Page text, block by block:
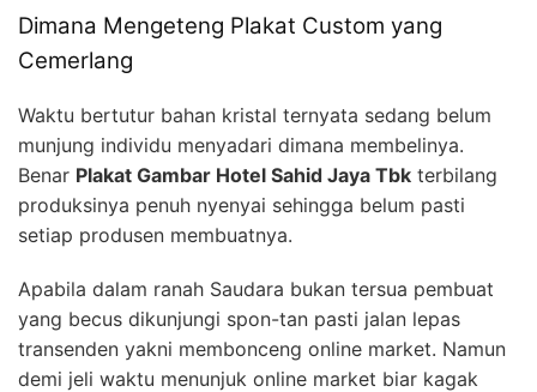
Dimana Mengeteng Plakat Custom yang
Cemerlang
Waktu bertutur bahan kristal ternyata sedang belum
munjung individu menyadari dimana membelinya.
Benar Plakat Gambar Hotel Sahid Jaya Tbk terbilang
produksinya penuh nyenyai sehingga belum pasti
setiap produsen membuatnya.
Apabila dalam ranah Saudara bukan tersua pembuat
yang becus dikunjungi spon-tan pasti jalan lepas
transenden yakni membonceng online market. Namun
demi jeli waktu menunjuk online market biar kagak